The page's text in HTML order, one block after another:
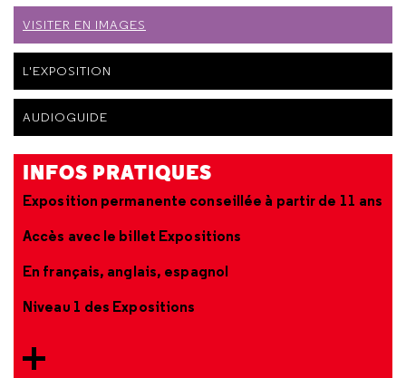
VISITER EN IMAGES
L'EXPOSITION
AUDIOGUIDE
INFOS PRATIQUES
Exposition permanente conseillée à partir de 11 ans
Accès avec le billet Expositions
En français, anglais, espagnol
Niveau 1 des Expositions